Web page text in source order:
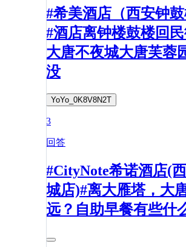
#希美酒店（西安钟鼓
#酒店离钟楼鼓楼回
大唐不夜城大唐芙蓉
没
YoYo_0K8V8N2T
3
回答
#CityNote希诺酒店(
城店)#离大雁塔，大
远？自助早餐有些什